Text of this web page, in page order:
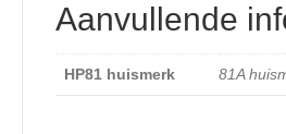
Aanvullende
HP81 huismerk 81A